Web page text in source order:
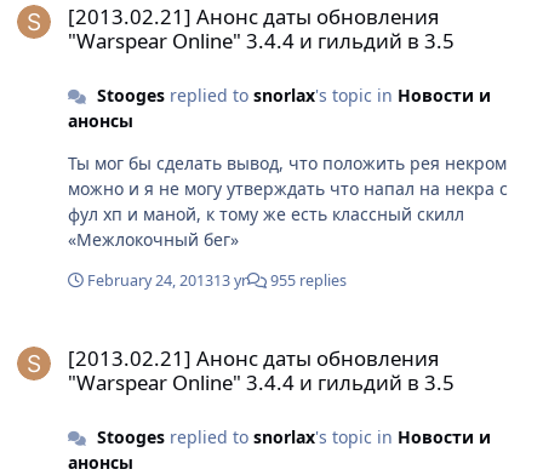
[2013.02.21] Анонс даты обновления
"Warspear Online" 3.4.4 и гильдий в 3.5
Stoogesreplied to snorlax's topic in Новости и
анонсы
Ты мог бы сделать вывод, что положить рея некром
можно и я не могу утверждать что напал на некра с
фул хп и маной, к тому же есть классный скилл
«Межлокочный бег»
February 24, 201313 yr 955 replies
[2013.02.21] Анонс даты обновления
"Warspear Online" 3.4.4 и гильдий в 3.5
Stoogesreplied to snorlax's topic in Новости и
анонсы